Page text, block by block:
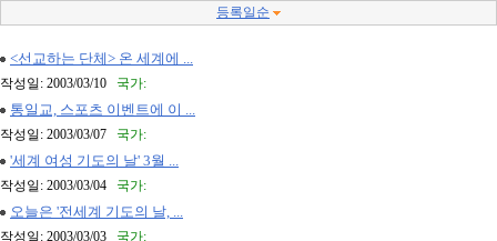
등록일순
<선교하는 단체> 온 세계에 ...
작성일: 2003/03/10 국가:
통일교, 스포츠 이벤트에 이 ...
작성일: 2003/03/07 국가:
'세계 여성 기도의 날' 3월 ...
작성일: 2003/03/04 국가:
오늘은 '전세계 기도의 날, ...
작성일: 2003/03/03 국가: